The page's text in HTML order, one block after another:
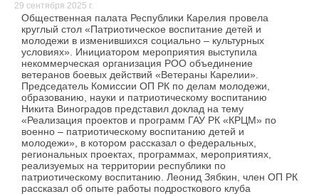
29 сентября 2025 г.
Общественная палата Республики Карелия провела
круглый стол «Патриотическое воспитание детей и
молодежи в изменившихся социально – культурных
условиях». Инициатором мероприятия выступила
некоммерческая организация РОО объединение
ветеранов боевых действий «Ветераны Карелии».
Председатель Комиссии ОП РК по делам молодежи,
образованию, науки и патриотическому воспитанию
Никита Виноградов представил доклад на тему
«Реализация проектов и программ ГАУ РК «КРЦМ» по
военно – патриотическому воспитанию детей и
молодежи», в котором рассказал о федеральных,
региональных проектах, программах, мероприятиях,
реализуемых на территории республики по
патриотическому воспитанию. Леонид Зябкин, член ОП РК
рассказал об опыте работы подросткового клуба